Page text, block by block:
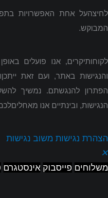
לחיצהעל אחת האפשרויות
המבוקש.
לקוחותיקרים, אנו פועלים
והנגישות באתר, ועם זאת
הפתרון להנגשתם. נמשיך
הנגישות, ובינתיים אנו
הצהרת נגישות משוב נגישות
✕
משלוחים פייסבוק אינסטגרם